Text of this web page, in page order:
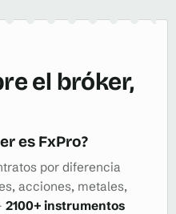
el bróker,
es FxPro?
por diferencia
acciones, metales,
2100+ instrumentos